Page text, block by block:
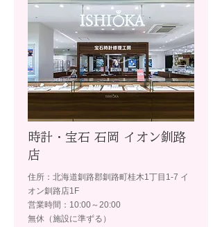
時計・宝石 石岡 イオン釧路
店
住所：北海道釧路郡釧路町桂木1丁目1-7 イ
オン釧路店1F
営業時間：10:00～20:00
無休（施設に準ずる）